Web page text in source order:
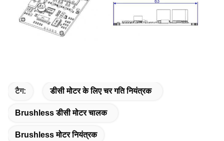
टैग: डीसी मोटर के लिए चर गति नियंत्रक
Brushless डीसी मोटर चालक
Brushless मोटर नियंत्रक